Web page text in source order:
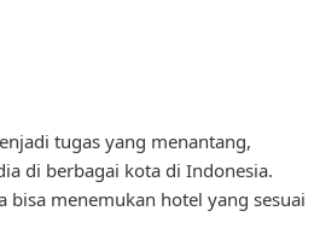
tugas yang menantang,
di berbagai kota di Indonesia.
bisa menemukan hotel yang sesuai